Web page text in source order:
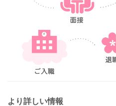
より詳しい情報